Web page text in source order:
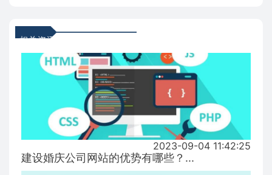
相关资讯
2023-09-04 11:42:25
建设婚庆公司网站的优势有哪些？...